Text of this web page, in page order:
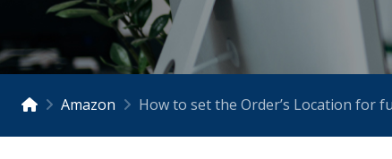
Amazon How to set the Order’s Location for